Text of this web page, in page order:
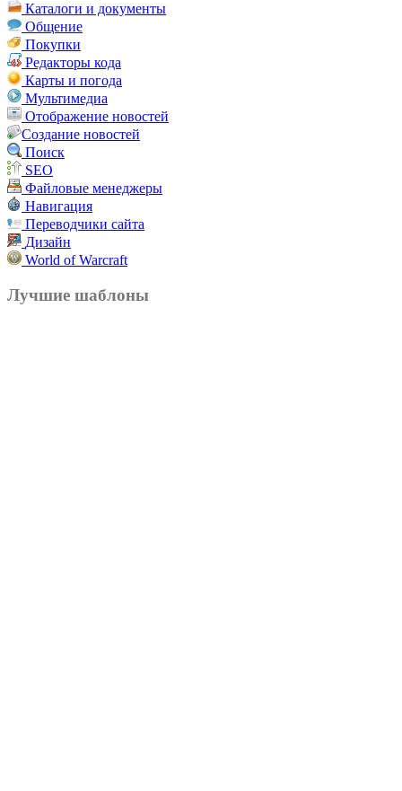
Каталоги и документы
Общение
Покупки
Редакторы кода
Карты и погода
Мультимедиа
Отображение новостей
Создание новостей
Поиск
SEO
Файловые менеджеры
Навигация
Переводчики сайта
Дизайн
World of Warcraft
Лучшие шаблоны